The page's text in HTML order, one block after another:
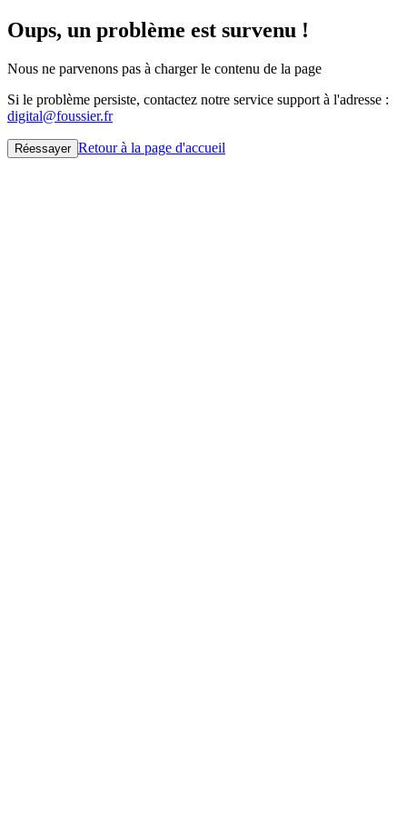
Oups, un problème est survenu !
Nous ne parvenons pas à charger le contenu de la page
Si le problème persiste, contactez notre service support à l'adresse :
digital@foussier.fr
Réessayer Retour à la page d'accueil